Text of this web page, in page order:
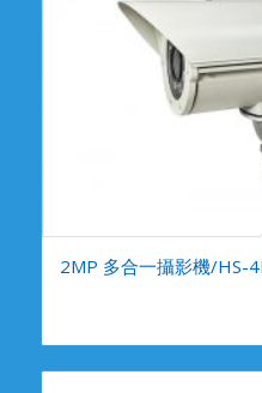
2MP 多合一攝影機/HS-